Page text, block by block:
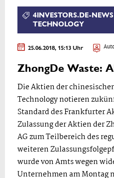
4INVESTORS.DE-
TECHNOLOGY
25.06.2018, 15:13 Uhr
ZhongDe Waste:
Die Aktien der
Technology notieren
Standard des Frankfurter
Zulassung der Aktien der
AG zum Teilbereich des
weiteren
wurde von Amts wegen
Unternehmen am Montag